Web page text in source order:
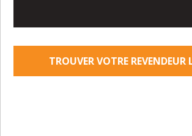
TROUVER VOTRE REVENDEUR